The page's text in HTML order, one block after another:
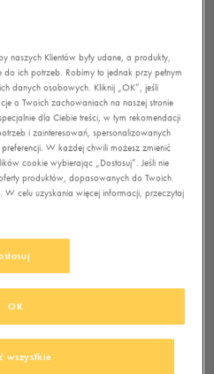
otrzymasz od nas powiadomienie.
naszych Klientów były udane, a produkty,
ich potrzeb. Robimy to jednak przy pełnym
danych osobowych. Kliknij „OK”, jeśli
o Twoich zachowaniach na naszej stronie
dla Ciebie treści, w tym rekomendacji
i zainteresowań, spersonalizowanych
W każdej chwili możesz zmienić
cookie wybierając „Dostosuj”. Jeśli nie
produktów, dopasowanych do Twoich
W celu uzyskania więcej informacji, przeczytaj
wszystkie
OK